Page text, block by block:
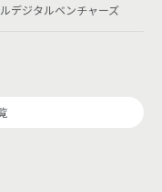
デジタルベンチャーズ